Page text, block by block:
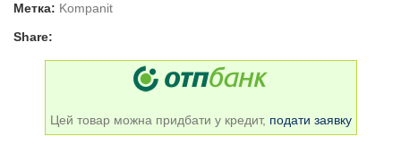
Метка: Kompanit
Share:
Цей товар можна придбати у кредит, подати заявку